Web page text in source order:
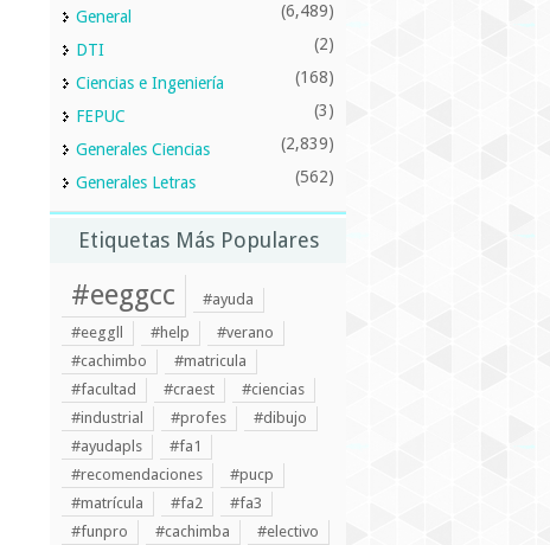
General
(6,489)
DTI (2)
Ciencias e Ingeniería (168)
FEPUC (3)
Generales Ciencias (2,839)
Generales Letras (562)
Etiquetas Más Populares
#eeggcc
#ayuda
#eeggll
#help
#verano
#cachimbo
#matricula
#facultad
#craest
#ciencias
#industrial
#profes
#dibujo
#ayudapls
#fa1
#recomendaciones
#pucp
#matrícula
#fa2
#fa3
#funpro
#cachimba #electivo